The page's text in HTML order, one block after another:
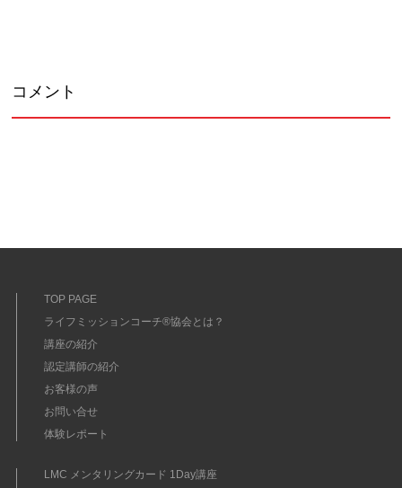
コメント
TOP PAGE
ライフミッションコーチ®協会とは？
講座の紹介
認定講師の紹介
お客様の声
お問い合せ
体験レポート
LMC メンタリングカード 1Day講座